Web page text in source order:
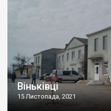
Віньківці
15 Листопада, 2021